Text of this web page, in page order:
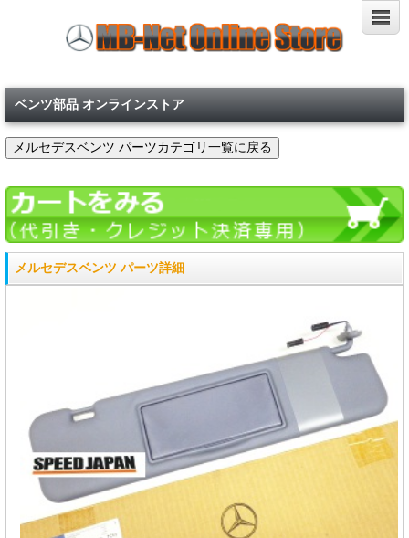
ベンツ部品 オンラインストア
メルセデスベンツ パーツ詳細